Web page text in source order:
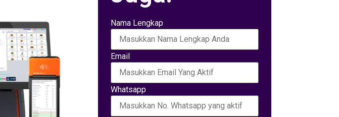
Nama Lengkap
Email
Whatsapp